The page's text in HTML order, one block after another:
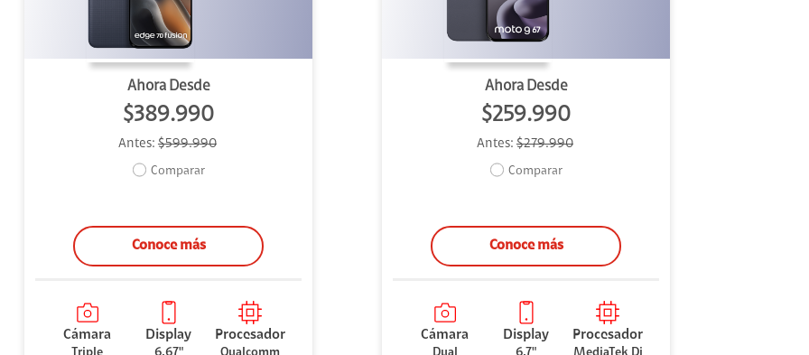
Ahora Desde
$389.990
Antes: $599.990
Comparar
Conoce más
Cámara Display Procesador
Ahora Desde
$259.990
Antes: $279.990
Comparar
Conoce más
Cámara Display Procesador